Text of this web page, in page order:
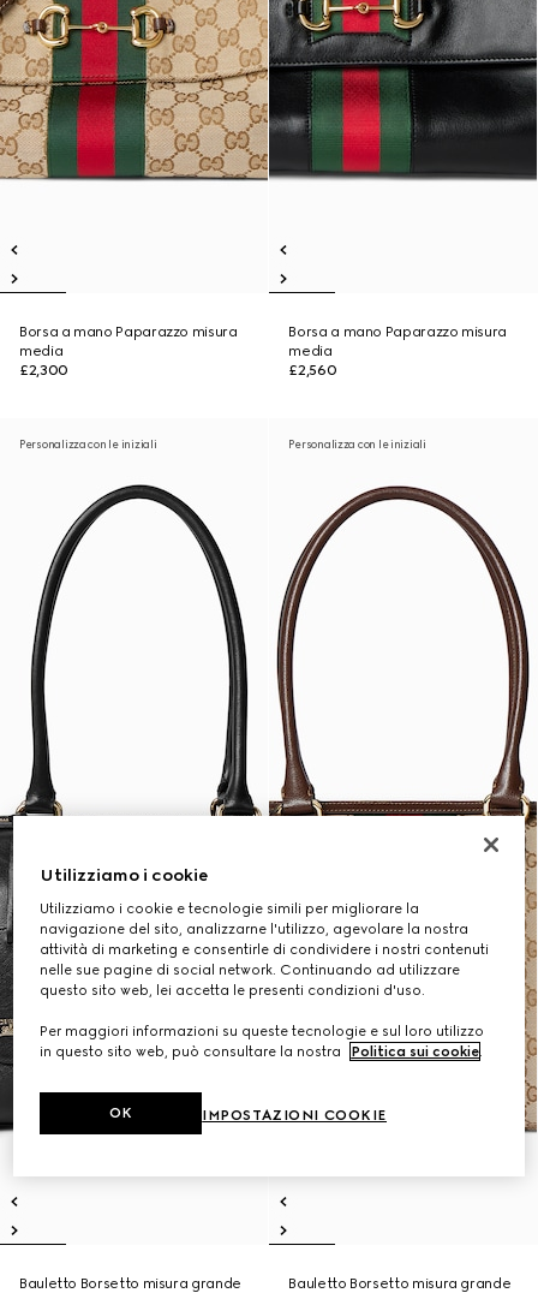
Borsa a mano Paparazzo misura
media
£2,300
Borsa a mano Paparazzo misura
media
£2,560
Personalizza con le iniziali
Bauletto Borsetto misura grande
Personalizza con le iniziali
Bauletto Borsetto misura grande
Utilizziamo i cookie
Utilizziamo i cookie e tecnologie simili per migliorare la
navigazione del sito, analizzarne l'utilizzo, agevolare la nostra
attività di marketing e consentirle di condividere i nostri contenuti
nelle sue pagine di social network. Continuando ad utilizzare
questo sito web, lei accetta le presenti condizioni d'uso.
Per maggiori informazioni su queste tecnologie e sul loro utilizzo
in questo sito web, può consultare la nostra
Politica sui cookie.
IMPOSTAZIONI COOKIE
OK